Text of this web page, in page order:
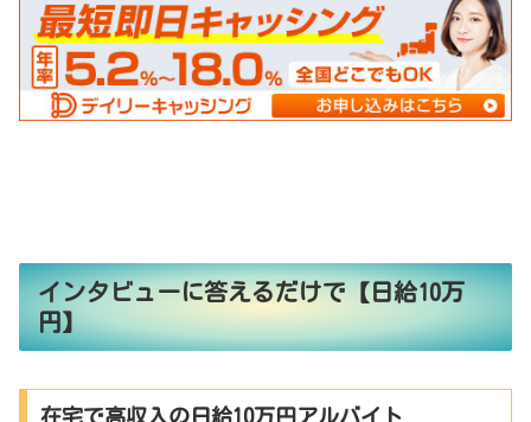
インタビューに答えるだけで【日給10万
円】
在宅で高収入の日給10万円アルバイト